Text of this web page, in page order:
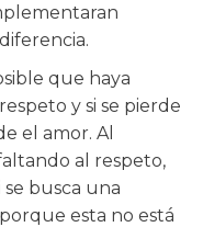
que haya
y si se pierde
el amor. Al
al respeto,
se busca una
esta no está